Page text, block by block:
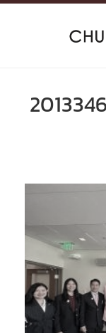
Skip